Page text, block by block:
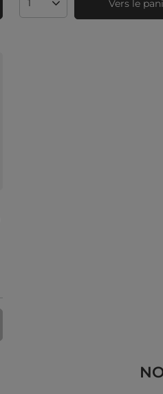
Quantité de produits
Vers le